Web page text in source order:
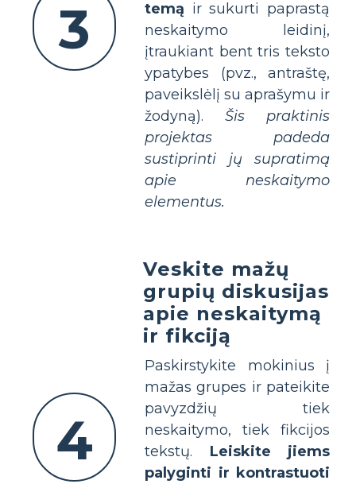
3 temą ir sukurti paprastą
neskaitymo leidinį,
įtraukiant bent tris teksto
ypatybes (pvz., antraštę,
paveikslėlį su aprašymu ir
žodyną). Šis praktinis
projektas padeda
sustiprinti jų supratimą
apie neskaitymo
elementus.
4
Veskite mažų
grupių diskusijas
apie neskaitymą
ir fikciją
Paskirstykite mokinius į
mažas grupes ir pateikite
pavyzdžių tiek
neskaitymo, tiek fikcijos
tekstų. Leiskite jiems
palyginti ir kontrastuoti